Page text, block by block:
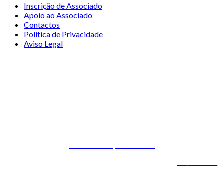
Inscrição de Associado
Apoio ao Associado
Contactos
Política de Privacidade
Aviso Legal